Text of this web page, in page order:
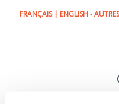
FRANÇAIS| ENGLISH-